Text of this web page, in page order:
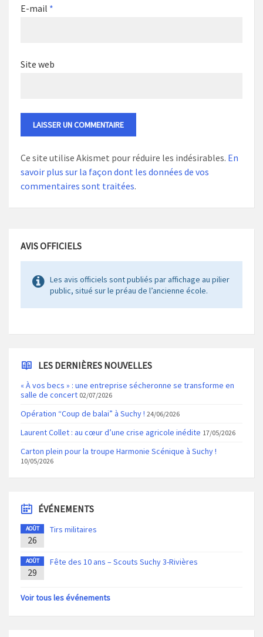
E-mail *
Site web
Ce site utilise Akismet pour réduire les indésirables. En
savoir plus sur la façon dont les données de vos
commentaires sont traitées.
AVIS OFFICIELS
Les avis officiels sont publiés par affichage au pilier
public, situé sur le préau de l’ancienne école.
LES DERNIÈRES NOUVELLES
« À vos becs » : une entreprise sécheronne se transforme en
salle de concert 02/07/2026
Opération “Coup de balai” à Suchy ! 24/06/2026
Laurent Collet : au cœur d’une crise agricole inédite 17/05/2026
Carton plein pour la troupe Harmonie Scénique à Suchy !
10/05/2026
ÉVÉNEMENTS
AOÛT
26
Tirs militaires
AOÛT
29
Fête des 10 ans – Scouts Suchy 3-Rivières
Voir tous les événements